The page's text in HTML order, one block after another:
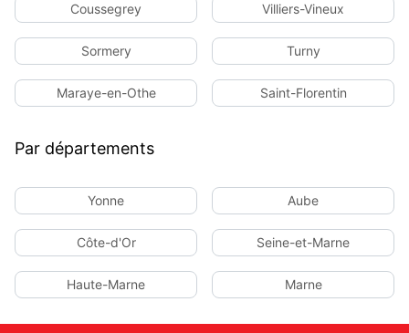
Coussegrey Villiers-Vineux
Sormery Turny
Maraye-en-Othe Saint-Florentin
Par départements
Yonne Aube
Côte-d'Or Seine-et-Marne
Haute-Marne Marne